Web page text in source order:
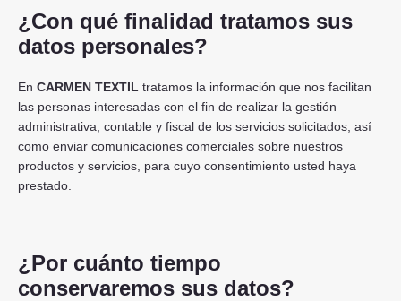
¿Con qué finalidad tratamos sus
datos personales?
En CARMEN TEXTIL tratamos la información que nos facilitan
las personas interesadas con el fin de realizar la gestión
administrativa, contable y fiscal de los servicios solicitados, así
como enviar comunicaciones comerciales sobre nuestros
productos y servicios, para cuyo consentimiento usted haya
prestado.
¿Por cuánto tiempo
conservaremos sus datos?